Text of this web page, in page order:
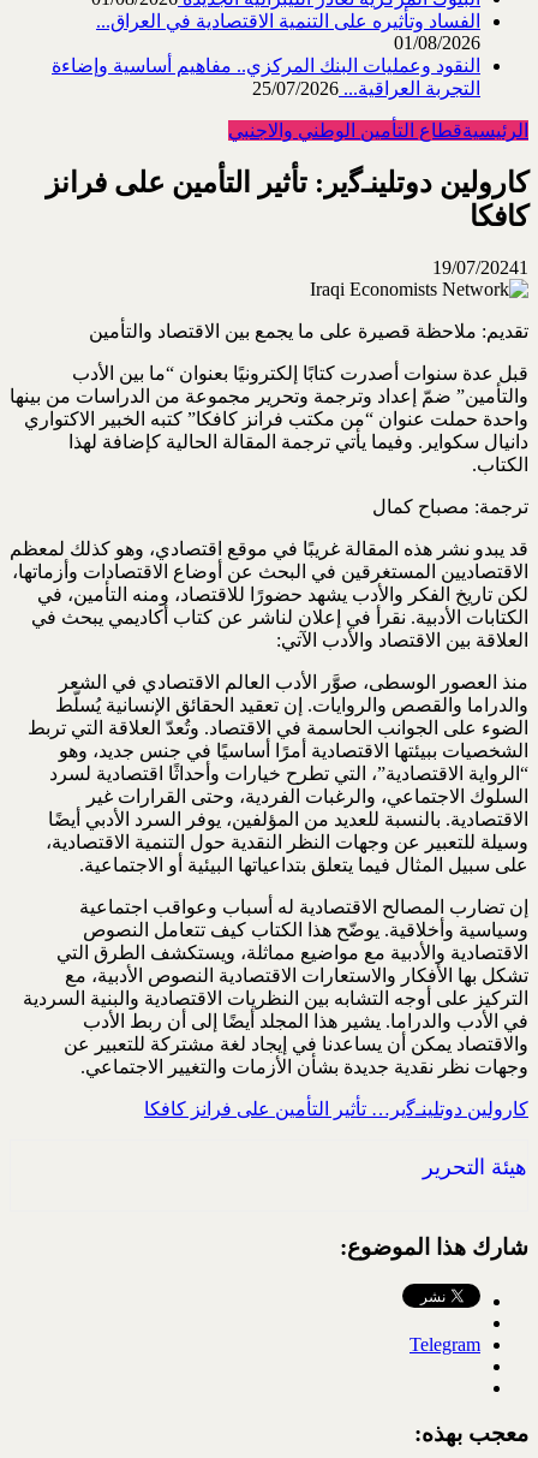
الفساد وتأثيره على التنمية الاقتصادية في العراق...
01/08/2026
النقود وعمليات البنك المركزي.. مفاهيم أساسية وإضاءة
التجربة العراقية... 25/07/2026
الرئيسيةقطاع التأمين الوطني والاجنبي
كارولين دوتلينـﮔير: تأثير التأمين على فرانز
كافكا
19/07/20241
تقديم: ملاحظة قصيرة على ما يجمع بين الاقتصاد والتأمين
قبل عدة سنوات أصدرت كتابًا إلكترونيًا بعنوان “ما بين الأدب
والتأمين” ضمّ إعداد وترجمة وتحرير مجموعة من الدراسات من بينها
واحدة حملت عنوان “من مكتب فرانز كافكا” كتبه الخبير الاكتواري
دانيال سكواير. وفيما يأتي ترجمة المقالة الحالية كإضافة لهذا
الكتاب.
ترجمة: مصباح كمال
قد يبدو نشر هذه المقالة غريبًا في موقع اقتصادي، وهو كذلك لمعظم
الاقتصاديين المستغرقين في البحث عن أوضاع الاقتصادات وأزماتها،
لكن تاريخ الفكر والأدب يشهد حضورًا للاقتصاد، ومنه التأمين، في
الكتابات الأدبية. نقرأ في إعلان لناشر عن كتاب أكاديمي يبحث في
العلاقة بين الاقتصاد والأدب الآتي:
منذ العصور الوسطى، صوَّر الأدب العالم الاقتصادي في الشعر
والدراما والقصص والروايات. إن تعقيد الحقائق الإنسانية يُسلّط
الضوء على الجوانب الحاسمة في الاقتصاد. وتُعدّ العلاقة التي تربط
الشخصيات ببيئتها الاقتصادية أمرًا أساسيًا في جنس جديد، وهو
“الرواية الاقتصادية”، التي تطرح خيارات وأحداثًا اقتصادية لسرد
السلوك الاجتماعي، والرغبات الفردية، وحتى القرارات غير
الاقتصادية. بالنسبة للعديد من المؤلفين، يوفر السرد الأدبي أيضًا
وسيلة للتعبير عن وجهات النظر النقدية حول التنمية الاقتصادية،
على سبيل المثال فيما يتعلق بتداعياتها البيئية أو الاجتماعية.
إن تضارب المصالح الاقتصادية له أسباب وعواقب اجتماعية
وسياسية وأخلاقية. يوضّح هذا الكتاب كيف تتعامل النصوص
الاقتصادية والأدبية مع مواضيع مماثلة، ويستكشف الطرق التي
تشكل بها الأفكار والاستعارات الاقتصادية النصوص الأدبية، مع
التركيز على أوجه التشابه بين النظريات الاقتصادية والبنية السردية
في الأدب والدراما. يشير هذا المجلد أيضًا إلى أن ربط الأدب
والاقتصاد يمكن أن يساعدنا في إيجاد لغة مشتركة للتعبير عن
وجهات نظر نقدية جديدة بشأن الأزمات والتغيير الاجتماعي.
كارولين دوتلينـﮔير… تأثير التأمين على فرانز كافكا
هيئة التحرير
شارك هذا الموضوع:
Telegram
معجب بهذه: